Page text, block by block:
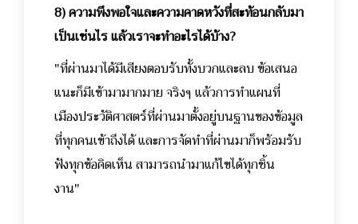
8) ความพึงพอใจและความคาดหวังที่สะท้อนกลับมา
เป็นเช่นไร แล้วเราจะทำอะไรได้บ้าง?
"ที่ผ่านมาได้มีเสียงตอบรับทั้งบวกและลบ ข้อเสนอ
แนะก็มีเข้ามามากมาย จริงๆ แล้วการทำแผนที่
เมืองประวัติศาสตร์ที่ผ่านมาตั้งอยู่บนฐานของข้อมูล
ที่ทุกคนเข้าถึงได้ และการจัดทำที่ผ่านมาก็พร้อมรับ
ฟังทุกข้อคิดเห็น สามารถนำมาแก้ไขได้ทุกชิ้น
งาน"